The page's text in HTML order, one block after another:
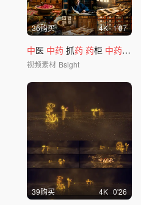
36购买 4K 1'07
中医 中药 抓药 药柜 中药房
视频素材 Bsight
39购买 4K 0'26